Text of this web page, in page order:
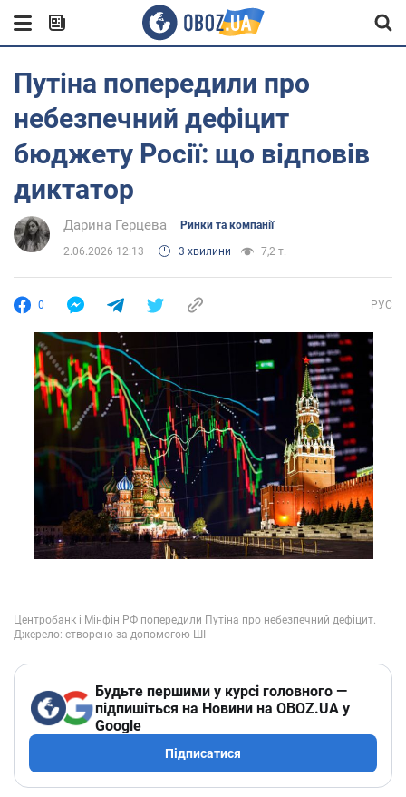
Путіна попередили про
небезпечний дефіцит
бюджету Росії: що відповів
диктатор
Дарина Герцева Ринки та компанії
2.06.2026 12:13 3 хвилини 7,2 т.
0 РУС
Будьте першими у курсі головного —
підпишіться на Новини на OBOZ.UA у
Google
Підписатися